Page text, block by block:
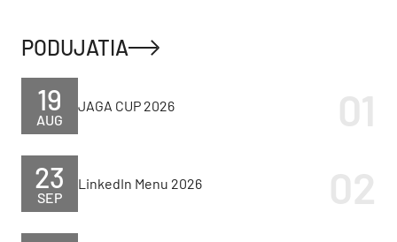
PODUJATIA
AUG
19 JAGA CUP 2026
SEP
23 LinkedIn Menu 2026